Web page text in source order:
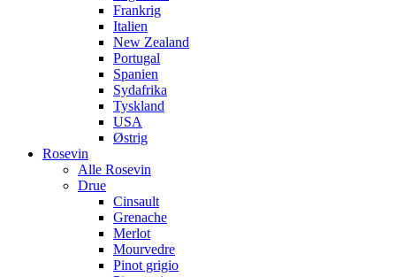
Frankrig
Italien
New Zealand
Portugal
Spanien
Sydafrika
Tyskland
USA
Østrig
Rosevin
Alle Rosevin
Drue
Cinsault
Grenache
Merlot
Mourvedre
Pinot grigio